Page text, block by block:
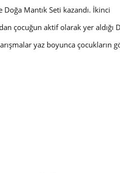
Mantık Seti kazandı. İkinci
çocuğun aktif olarak yer aldığı
yaz boyunca çocukların